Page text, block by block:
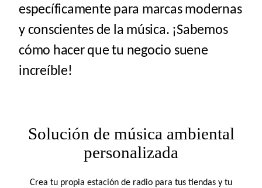
específicamente para marcas modernas
y conscientes de la música. ¡Sabemos
cómo hacer que tu negocio suene
increíble!
Solución de música ambiental
personalizada
Crea tu propia estación de radio para tus tiendas y tu